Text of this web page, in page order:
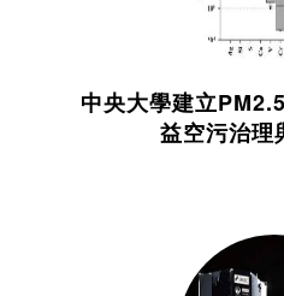
中央大學建立
益空污治理